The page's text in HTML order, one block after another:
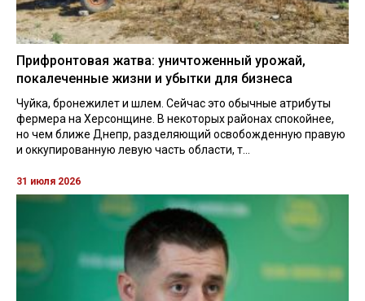
Прифронтовая жатва: уничтоженный урожай,
покалеченные жизни и убытки для бизнеса
Чуйка, бронежилет и шлем. Сейчас это обычные атрибуты
фермера на Херсонщине. В некоторых районах спокойнее,
но чем ближе Днепр, разделяющий освобожденную правую
и оккупированную левую часть области, т...
31 июля 2026